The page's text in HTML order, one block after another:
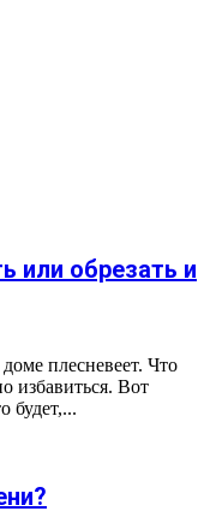
или обрезать и
плесневеет. Что
избавиться. Вот
будет,...